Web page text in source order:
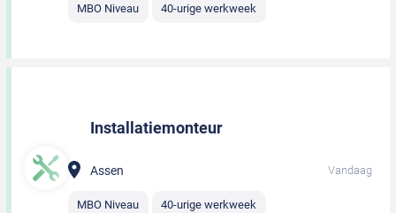
MBO Niveau 40-urige werkweek
Installatiemonteur
Assen Vandaag
MBO Niveau 40-urige werkweek